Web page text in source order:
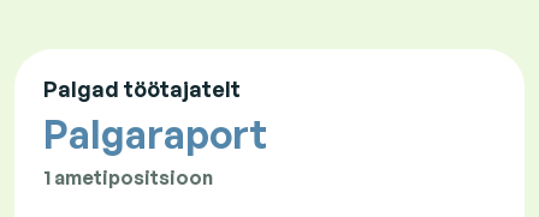
Palgad töötajatelt
Palgaraport
1 ametipositsioon